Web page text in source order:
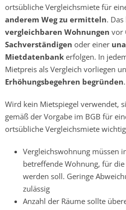
ortsübliche Vergleichsmiete für
anderem Weg zu ermitteln.
vergleichbaren Wohnungen vor
Sachverständigen oder einer
Mietdatenbank erfolgen. In
Mietpreis als Vergleich vorliegen
Erhöhungsbegehren begründen.
Wird kein Mietspiegel verwendet,
gemäß der Vorgabe im BGB für
ortsübliche Vergleichsmiete
Vergleichswohnung müssen
betreffende Wohnung, für
werden soll. Geringe
zulässig
Anzahl der Räume sollte